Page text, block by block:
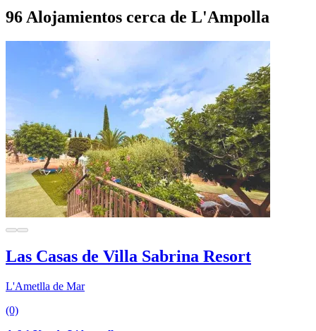
96 Alojamientos cerca de L'Ampolla
Las Casas de Villa Sabrina Resort
L'Ametlla de Mar
(0)